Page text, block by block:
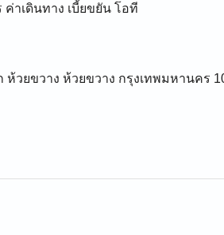
ค่าเดินทาง เบี้ยขยัน โอที
ห้วยขวาง ห้วยขวาง กรุงเทพมหานคร